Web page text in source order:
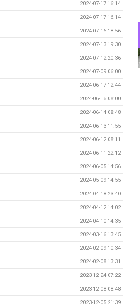
2024-07-17 16:14
2024-07-17 16:14
2024-07-16 18:56
2024-07-13 19:30
2024-07-12 20:36
2024-07-09 06:00
2024-06-17 12:44
2024-06-16 08:00
2024-06-14 08:48
2024-06-13 11:55
2024-06-12 08:11
2024-06-11 22:12
2024-06-05 14:56
2024-05-09 14:55
2024-04-18 23:40
2024-04-12 14:02
2024-04-10 14:35
2024-03-16 13:45
2024-02-09 10:34
2024-02-08 13:31
2023-12-24 07:22
2023-12-08 08:48
2023-12-05 21:39